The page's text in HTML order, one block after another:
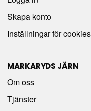
Skapa konto
Inställningar för cookies
MARKARYDS JÄRN
Om oss
Tjänster